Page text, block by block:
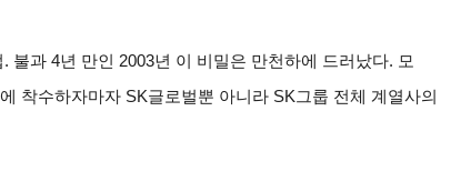
불과 4년 만인 2003년 이 비밀은 만천하에 드러났다. 모
착수하자마자 SK글로벌뿐 아니라 SK그룹 전체 계열사의